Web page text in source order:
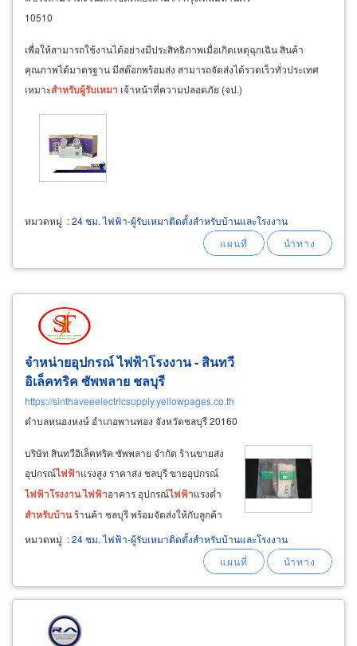
10510
เพื่อให้สามารถใช้งานได้อย่างมีประสิทธิภาพเมื่อเกิดเหตุฉุกเฉิน สินค้า
คุณภาพได้มาตรฐาน มีสต๊อกพร้อมส่ง สามารถจัดส่งได้รวดเร็วทั่วประเทศ
เหมาะสำหรับผู้รับเหมา เจ้าหน้าที่ความปลอดภัย (จป.)
หมวดหมู่ :24 ชม. ไฟฟ้า-ผู้รับเหมาติดตั้งสำหรับบ้านและโรงงาน
จำหน่ายอุปกรณ์ไฟฟ้าโรงงาน- สินทวี
อิเล็คทริค ซัพพลาย ชลบุรี
https://sinthaveeelectricsupply.yellowpages.co.th
ตำบลหนองหงษ์ อำเภอพานทอง จังหวัดชลบุรี 20160
บริษัท สินทวีอิเล็คทริค ซัพพลาย จำกัด ร้านขายส่ง
อุปกรณ์ไฟฟ้าแรงสูง ราคาส่ง ชลบุรี ขายอุปกรณ์
ไฟฟ้าโรงงานไฟฟ้าอาคาร อุปกรณ์ไฟฟ้าแรงต่ำ
สำหรับบ้านร้านค้า ชลบุรี พร้อมจัดส่งให้กับลูกค้า
รับจัดหาสินค้าตามสเปคที่ลูกค้าต้องการได้ ราคา
ยุติธรรม โทร 038-451-814, 095-835-6982, 098-
หมวดหมู่ :24 ชม. ไฟฟ้า-ผู้รับเหมาติดตั้งสำหรับบ้านและโรงงาน